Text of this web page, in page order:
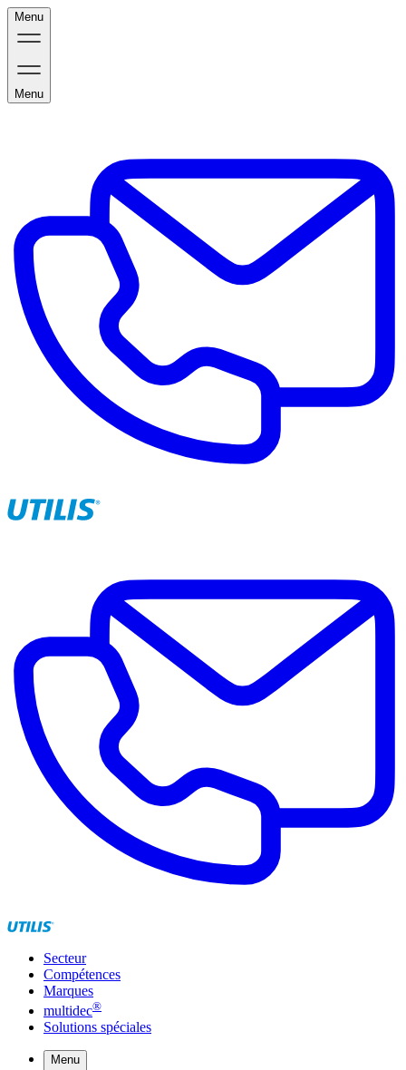
Menu
Menu
Secteur
Compétences
Marques
multidec®
Solutions spéciales
Menu